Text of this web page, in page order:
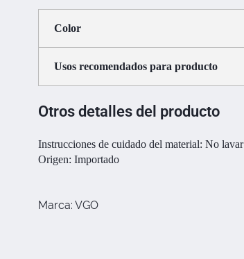
Color
Usos recomendados para producto
Otros detalles del producto
Instrucciones de cuidado del material: No lavar
Origen: Importado
Marca: VGO